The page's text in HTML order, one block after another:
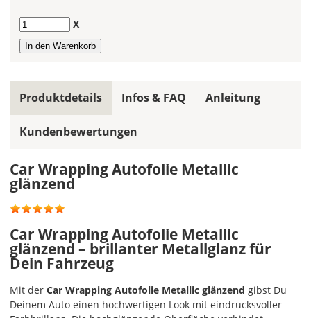
Wrapping
Folie
fest.
Du
die
Folie
einem
Cutter
oder
einer
Schere
gut
Lieferzeit
Anzahl X
Produktdetails
Car Wrapping Autofolie Metallic
glänzend
Car Wrapping Autofolie Metallic
glänzend – brillanter Metallglanz für
Dein Fahrzeug
Mit der Car Wrapping Autofolie Metallic glänzend gibst Du
Deinem Auto einen hochwertigen Look mit eindrucksvoller
Infos & FAQ Anleitung
Kundenbewertungen